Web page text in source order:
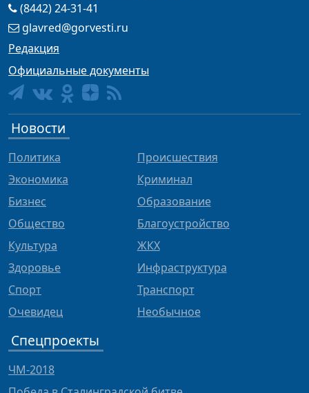
(8442) 24-31-41
glavred@gorvesti.ru
Редакция
Официальные документы
Новости
Политика
Экономика
Бизнес
Общество
Культура
Здоровье
Спорт
Очевидец
Происшествия
Криминал
Образование
Благоустройство
ЖКХ
Инфраструктура
Транспорт
Необычное
Спецпроекты
ЧМ-2018